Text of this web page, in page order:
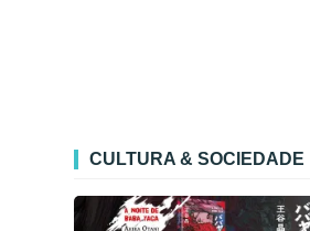
CULTURA & SOCIEDADE